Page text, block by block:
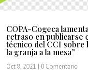
COPA-Cogeca
retraso en publicarse
técnico del CCI sobre
la granja a la mesa”
Oct 8, 2021 | 0 Comentario